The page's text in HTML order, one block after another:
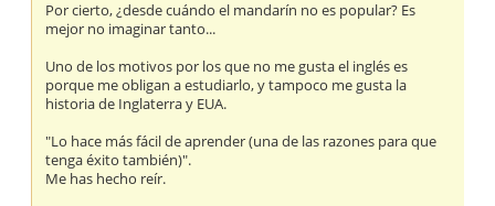
Por cierto, ¿desde cuándo el mandarín no es popular? Es
mejor no imaginar tanto...
Uno de los motivos por los que no me gusta el inglés es
porque me obligan a estudiarlo, y tampoco me gusta la
historia de Inglaterra y EUA.
"Lo hace más fácil de aprender (una de las razones para que
tenga éxito también)".
Me has hecho reír.